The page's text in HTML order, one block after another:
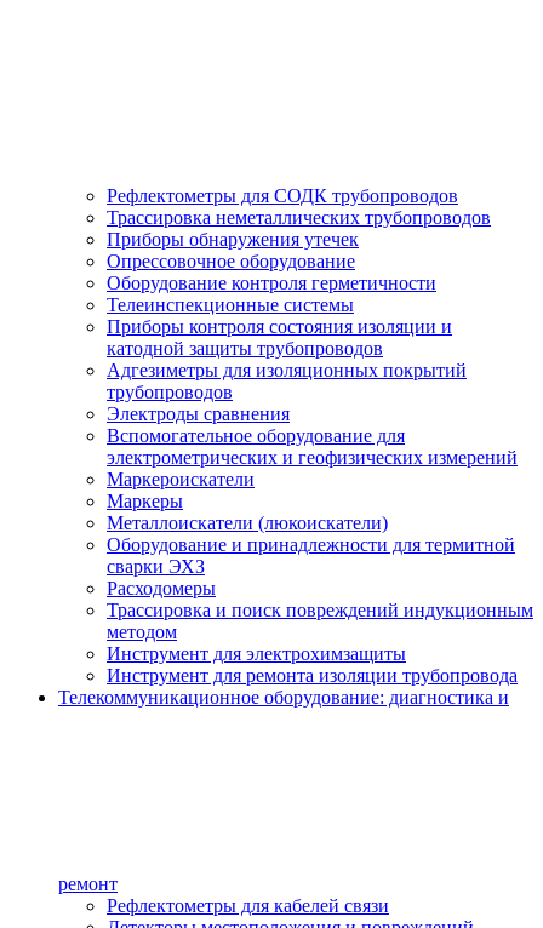
Рефлектометры для СОДК трубопроводов
Трассировка неметаллических трубопроводов
Приборы обнаружения утечек
Опрессовочное оборудование
Оборудование контроля герметичности
Телеинспекционные системы
Приборы контроля состояния изоляции и
катодной защиты трубопроводов
Адгезиметры для изоляционных покрытий
трубопроводов
Электроды сравнения
Вспомогательное оборудование для
электрометрических и геофизических измерений
Маркероискатели
Маркеры
Металлоискатели (люкоискатели)
Оборудование и принадлежности для термитной
сварки ЭХЗ
Расходомеры
Трассировка и поиск повреждений индукционным
методом
Инструмент для электрохимзащиты
Инструмент для ремонта изоляции трубопровода
Телекоммуникационное оборудование: диагностика и
ремонт
Рефлектометры для кабелей связи